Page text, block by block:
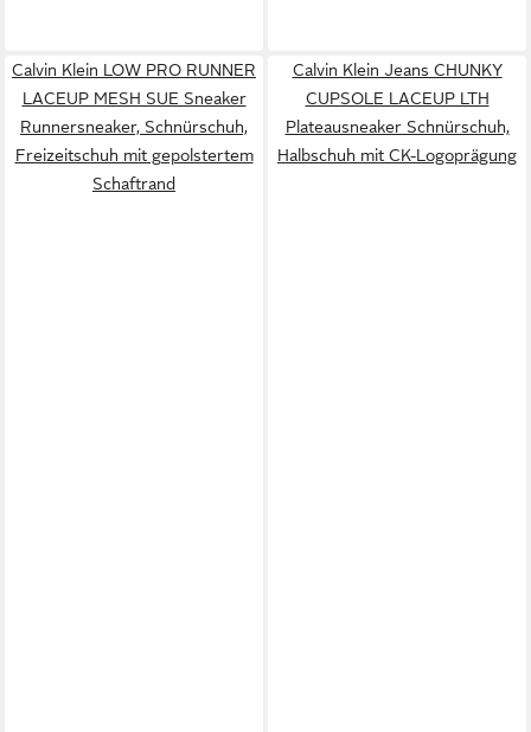
Calvin Klein LOW PRO RUNNER
LACEUP MESH SUE Sneaker
Runnersneaker, Schnürschuh,
Freizeitschuh mit gepolstertem
Schaftrand
Calvin Klein Jeans CHUNKY
CUPSOLE LACEUP LTH
Plateausneaker Schnürschuh,
Halbschuh mit CK-Logoprägung